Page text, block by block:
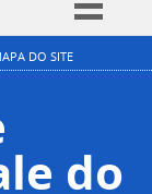
informação
DO SITE
do